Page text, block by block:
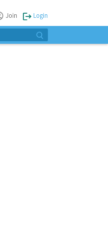
Join Login